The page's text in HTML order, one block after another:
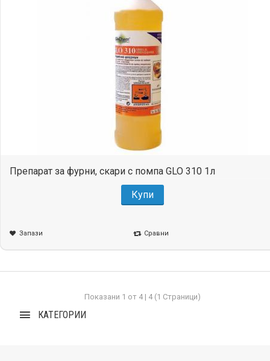
Препарат за фурни, скари с помпа GLO 310 1л
Купи
Запази Сравни
Показани 1 от 4 | 4 (1 Страници)
КАТЕГОРИИ